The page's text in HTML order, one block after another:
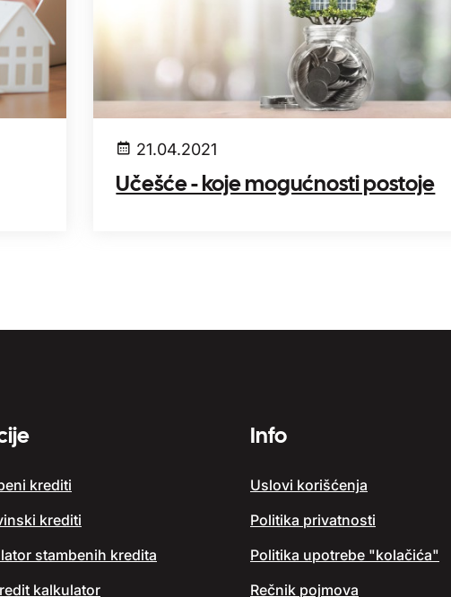
21.04.2021
Učešće - koje mogućnosti postoje
krediti
krediti
stambenih kredita
kalkulator
Info
Uslovi korišćenja
Politika privatnosti
Politika upotrebe "kolačića"
Rečnik pojmova